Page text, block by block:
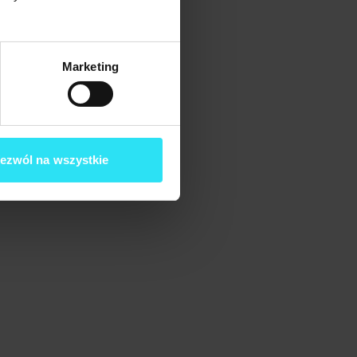
Marketing
na wszystkie